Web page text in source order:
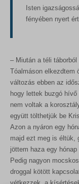
Isten
fényében nyert
– Miután a téli
Tóalmáson elkezdtem
változás ebben az
hogy lettek buzgó
nem voltak a
együtt tölthetjük be
Azon a nyáron egy
majd ezt meg is éltük,
jöttem haza egy
Pedig nagyon
droggal kötött